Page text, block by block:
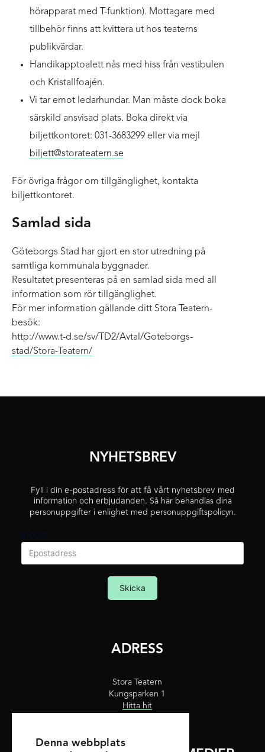
hörapparat med T-funktion). Mottagare med
tillbehör finns att kvittera ut hos teaterns
publikvärdar.
Handikapptoalett nås med hiss från vestibulen
och Kristallfoajén.
Vi tar emot ledarhundar. Man måste dock boka
särskild ansvisad plats. Boka direkt via
biljettkontoret: 031-3683299 eller via mejl
biljett@storateatern.se
För övriga frågor om tillgänglighet, kontakta
biljettkontoret.
Samlad sida
Göteborgs Stad har gjort en stor utredning på
samtliga kommunala byggnader.
Resultatet presenteras på en samlad sida med all
information som rör tillgänglighet.
För mer information gällande ditt Stora Teatern-
besök:
http://www.t-d.se/sv/TD2/Avtal/Goteborgs-
stad/Stora-Teatern/
NYHETSBREV
Fyll i din e-postadress för att få vårt nyhetsbrev med
information och erbjudanden. Så här behandlas dina
personuppgifter i enlighet med personuppgiftspolicyn.
E-post
Skicka
ADRESS
Stora Teatern
Kungsparken 1
Hitta hit
Denna webbplats